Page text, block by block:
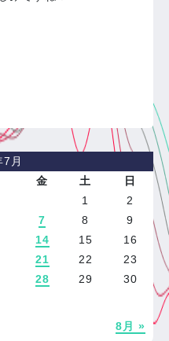
月
金 土 日
8月 »
1
2
7 8
9
14 15
16
21 22
23
28 29
30